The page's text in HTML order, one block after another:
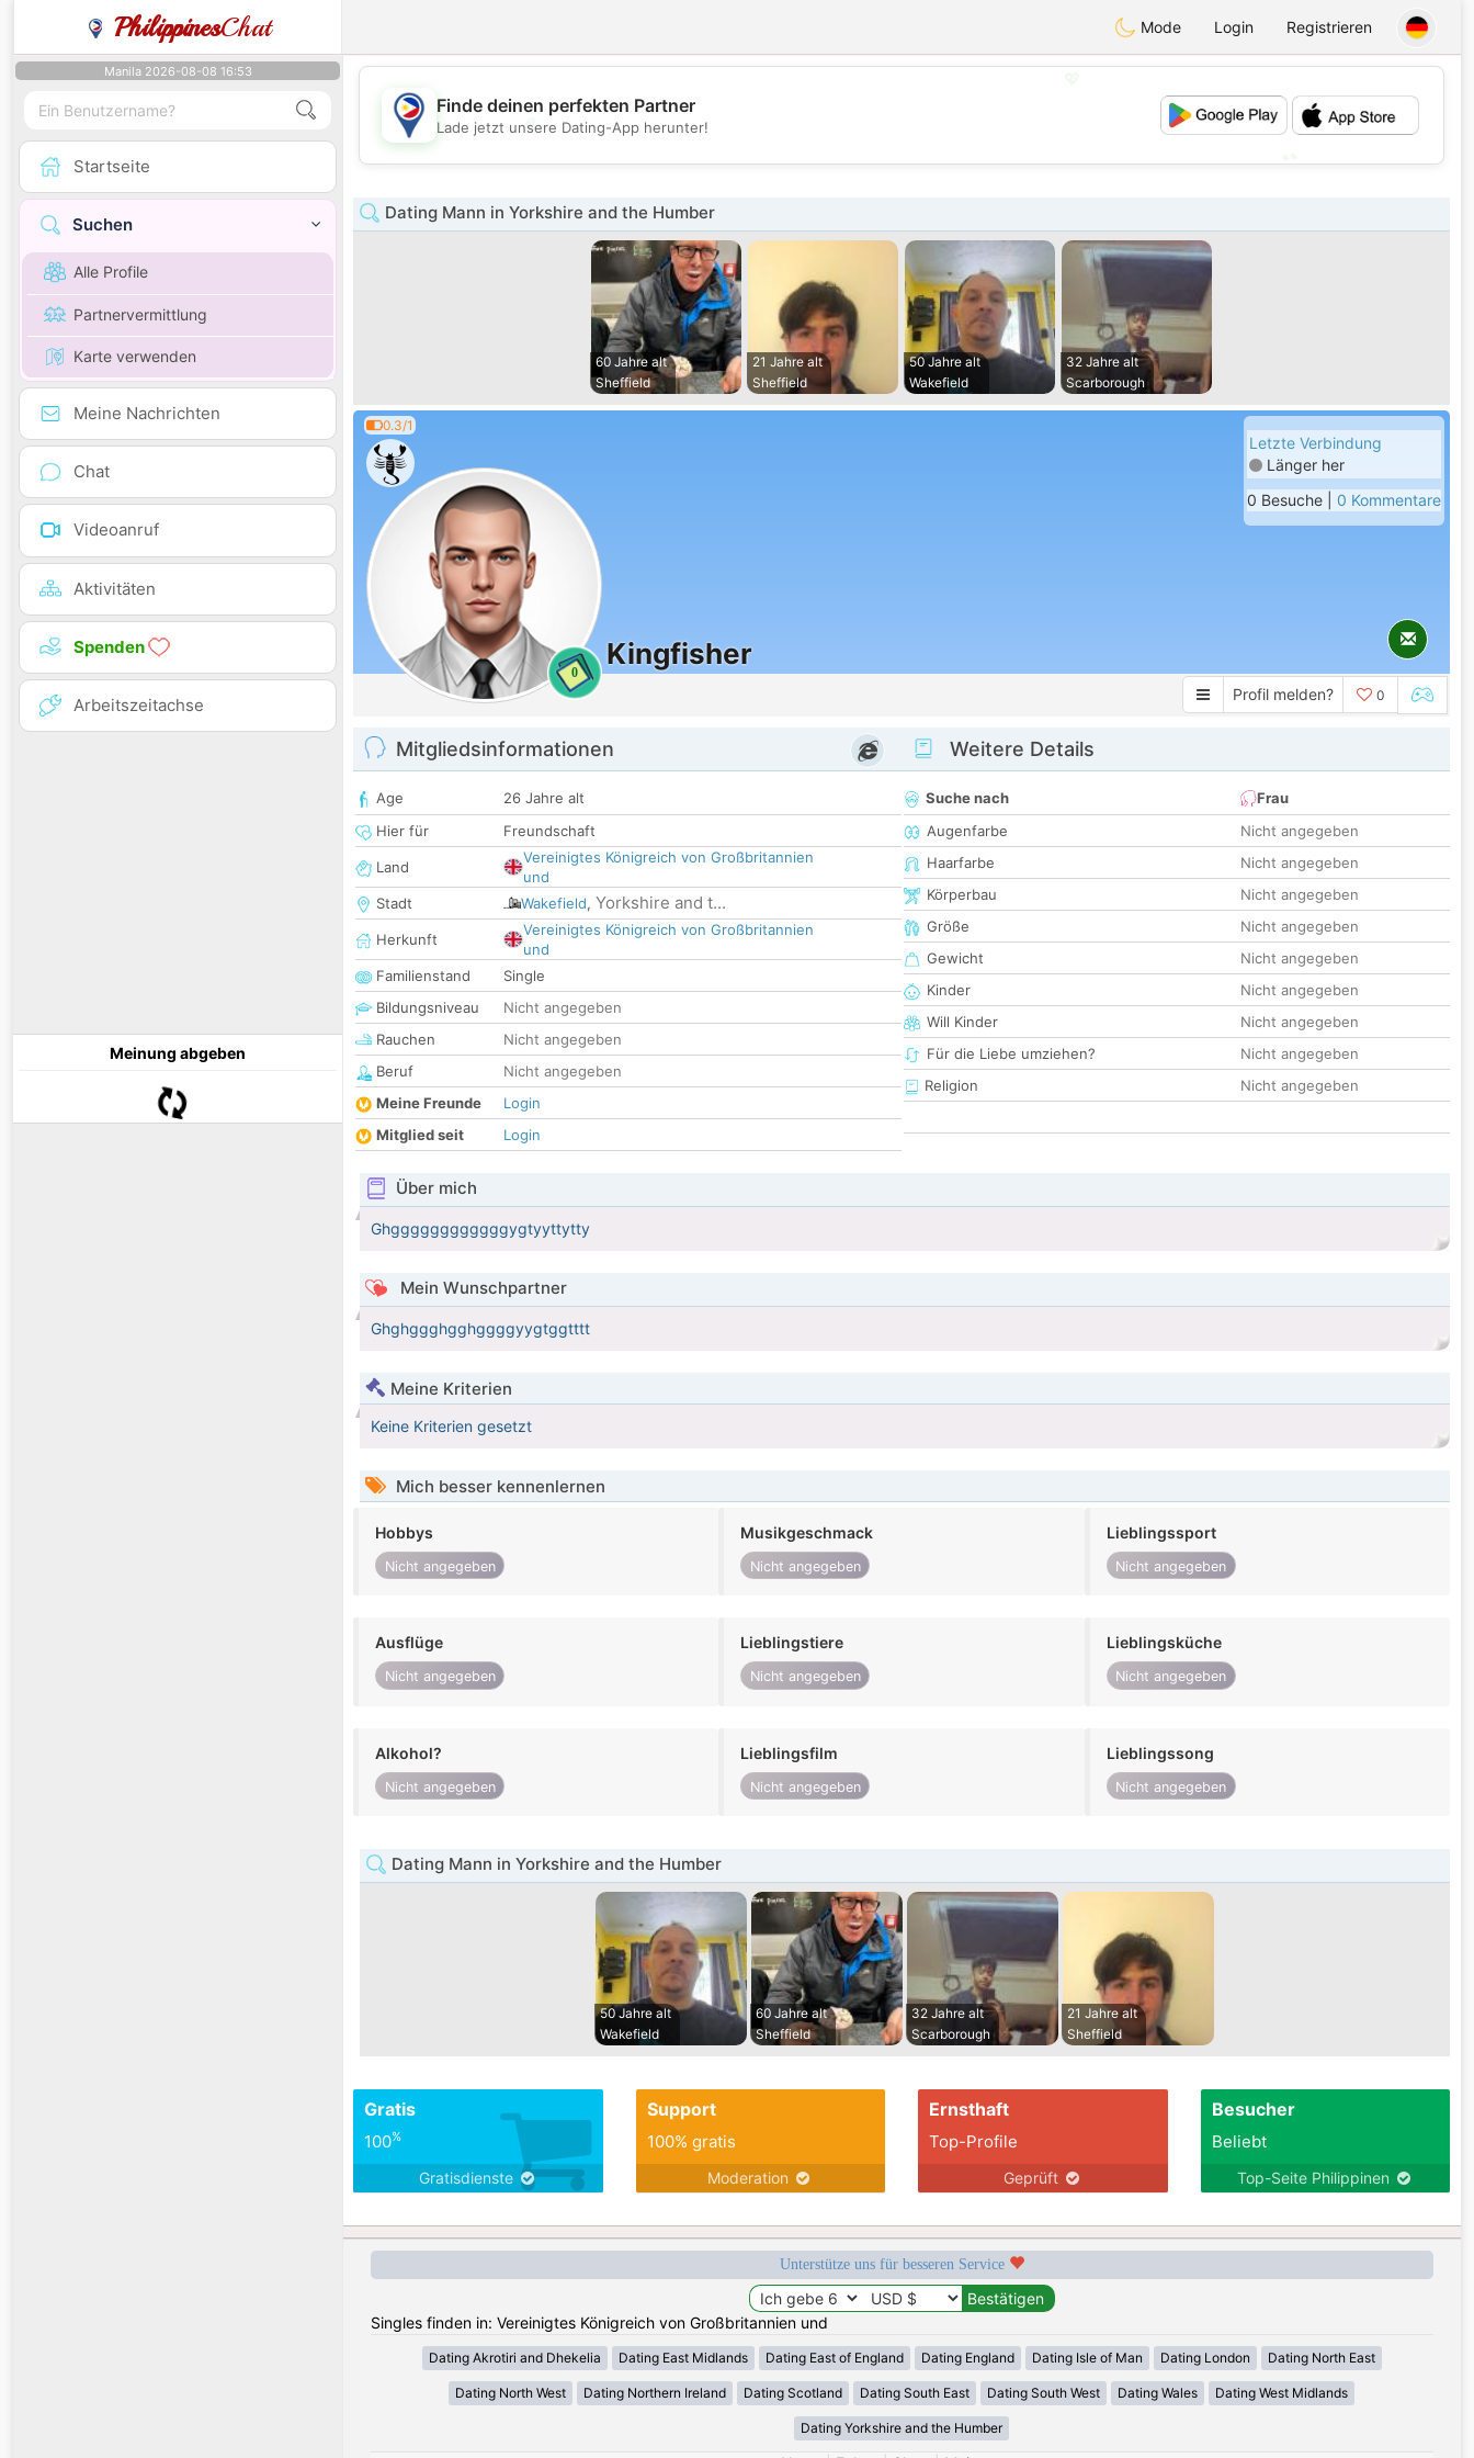
PhilippinesChat Mode Login Registrieren
Manila 2026-08-08 16:53
Startseite
Suchen
Alle Profile
Partnervermittlung
Karte verwenden
Meine Nachrichten
Chat
Videoanruf
Aktivitäten
Spenden
Arbeitszeitachse
Meinung abgeben
💖
💕
Finde deinen perfekten Partner
Lade jetzt unsere Dating-App herunter!
Dating Mann in Yorkshire and the Humber
60 Jahre alt
Sheffield
21 Jahre alt
Sheffield
50 Jahre alt
Wakefield
32 Jahre alt
Scarborough
0.3/1
0
Kingfisher
Letzte Verbindung
Länger her
0 Besuche | 0 Kommentare
Profil melden? 0
Mitgliedsinformationen
Age
26 Jahre alt
Hier für
Freundschaft
Land
Vereinigtes Königreich von Großbritannien
und
Stadt
Wakefield, Yorkshire and t...
Herkunft
Vereinigtes Königreich von Großbritannien
und
Familienstand
Single
Bildungsniveau
Nicht angegeben
Rauchen
Nicht angegeben
Beruf
Nicht angegeben
Meine Freunde
Login
Mitglied seit
Login
Weitere Details
Suche nach
Frau
Augenfarbe
Nicht angegeben
Haarfarbe
Nicht angegeben
Körperbau
Nicht angegeben
Größe
Nicht angegeben
Gewicht
Nicht angegeben
Kinder
Nicht angegeben
Will Kinder
Nicht angegeben
Für die Liebe umziehen?
Nicht angegeben
Religion
Nicht angegeben
Über mich
Ghggggggggggggygtyyttytty
Mein Wunschpartner
Ghghggghgghggggyygtggtttt
Meine Kriterien
Keine Kriterien gesetzt
Mich besser kennenlernen
Hobbys
Nicht angegeben
Musikgeschmack
Nicht angegeben
Lieblingssport
Nicht angegeben
Ausflüge
Nicht angegeben
Lieblingstiere
Nicht angegeben
Lieblingsküche
Nicht angegeben
Alkohol?
Nicht angegeben
Lieblingsfilm
Nicht angegeben
Lieblingssong
Nicht angegeben
Dating Mann in Yorkshire and the Humber
50 Jahre alt
Wakefield
60 Jahre alt
Sheffield
32 Jahre alt
Scarborough
21 Jahre alt
Sheffield
Gratis
100%
Gratisdienste
Support
100% gratis
Moderation
Ernsthaft
Top-Profile
Geprüft
Besucher
Beliebt
Top-Seite Philippinen
Unterstütze uns für besseren Service
Singles finden in: Vereinigtes Königreich von Großbritannien und
Dating Akrotiri and Dhekelia Dating East Midlands Dating East of England Dating England Dating Isle of Man Dating London Dating North East
Dating North West Dating Northern Ireland Dating Scotland Dating South East Dating South West Dating Wales Dating West Midlands
Dating Yorkshire and the Humber